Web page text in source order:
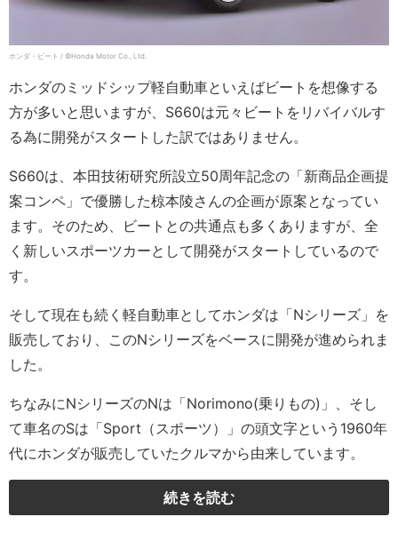
ホンダ・ビート / ©Honda Motor Co., Ltd.
ホンダのミッドシップ軽自動車といえばビートを想像する
方が多いと思いますが、S660は元々ビートをリバイバルす
る為に開発がスタートした訳ではありません。
S660は、本田技術研究所設立50周年記念の「新商品企画提
案コンペ」で優勝した椋本陵さんの企画が原案となってい
ます。そのため、ビートとの共通点も多くありますが、全
く新しいスポーツカーとして開発がスタートしているので
す。
そして現在も続く軽自動車としてホンダは「Nシリーズ」を
販売しており、このNシリーズをベースに開発が進められま
した。
ちなみにNシリーズのNは「Norimono(乗りもの)」、そし
て車名のSは「Sport（スポーツ）」の頭文字という1960年
代にホンダが販売していたクルマから由来しています。
続きを読む